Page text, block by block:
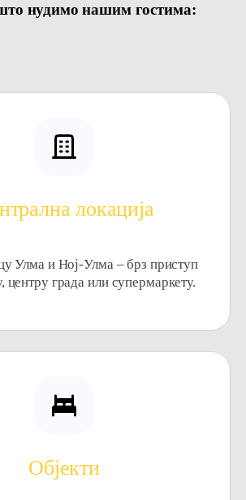
нудимо нашим гостима:
локација
Улма и Ној-Улма – брз приступ
центру града или супермаркету.
Објекти